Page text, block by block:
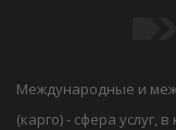
Международные и
(карго) - сфера услуг,